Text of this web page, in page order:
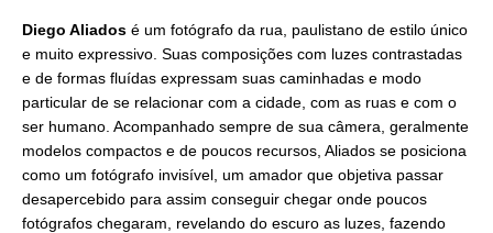
Diego Aliados é um fotógrafo da rua, paulistano de estilo único
e muito expressivo. Suas composições com luzes contrastadas
e de formas fluídas expressam suas caminhadas e modo
particular de se relacionar com a cidade, com as ruas e com o
ser humano. Acompanhado sempre de sua câmera, geralmente
modelos compactos e de poucos recursos, Aliados se posiciona
como um fotógrafo invisível, um amador que objetiva passar
desapercebido para assim conseguir chegar onde poucos
fotógrafos chegaram, revelando do escuro as luzes, fazendo